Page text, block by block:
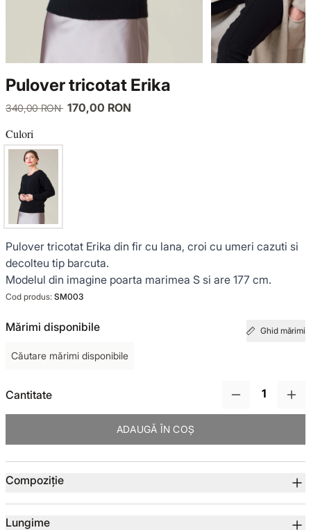
Pulover tricotat Erika
340,00 RON 170,00 RON
Culori
Pulover tricotat Erika din fir cu lana, croi cu umeri cazuti si
decolteu tip barcuta.
Modelul din imagine poarta marimea S si are 177 cm.
Cod produs: SM003
Mărimi disponibile Ghid mărimi
Căutare mărimi disponibile
Cantitate
ADAUGĂ ÎN COȘ
Compoziție
Lungime
COMPLEURI
TRICOTAJE
GECI ȘI PALTOANE
ȚINUTE DE OCAZIE
NOUTĂȚI
COLECȚIA DIN IN
GARDEROBA DE VACANȚĂ
TOTUL DE LA -50%
GECI ȘI PALTOANE
SACOURI ȘI JACHETE
VEZI TOATE REDUCERILE
SENSE LIMITED EDITION
OFFICE MOOD